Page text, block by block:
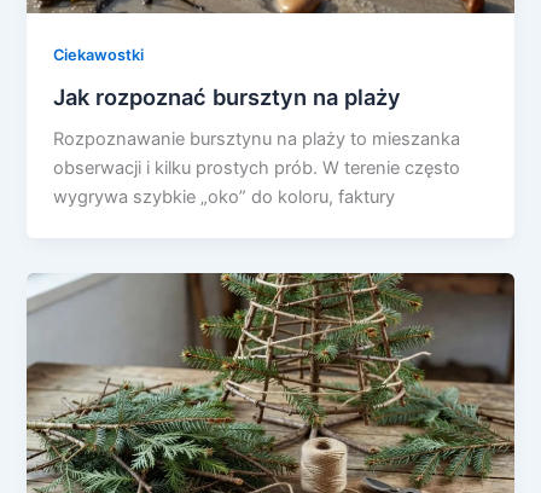
Ciekawostki
Jak rozpoznać bursztyn na plaży
Rozpoznawanie bursztynu na plaży to mieszanka
obserwacji i kilku prostych prób. W terenie często
wygrywa szybkie „oko” do koloru, faktury